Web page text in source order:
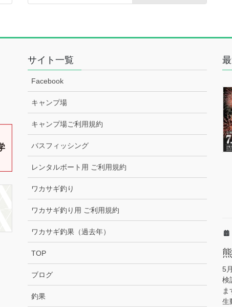
サイト一覧
Facebook
キャンプ場
キャンプ場ご利用規約
バスフィッシング
レンタルボート用 ご利用規約
ワカサギ釣り
ワカサギ釣り用 ご利用規約
ワカサギ釣果（過去年）
TOP
ブログ
釣果
5
検
生